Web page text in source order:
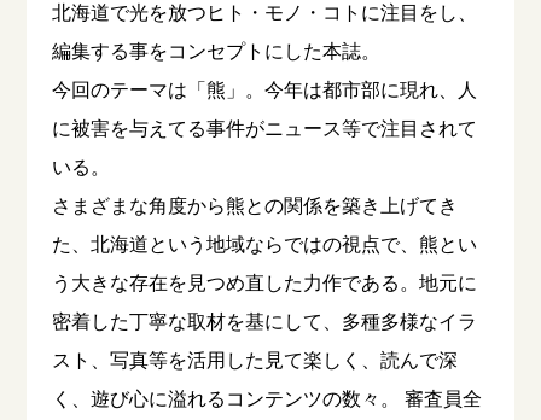
北海道で光を放つヒト・モノ・コトに注目をし、
編集する事をコンセプトにした本誌。
今回のテーマは「熊」。今年は都市部に現れ、人
に被害を与えてる事件がニュース等で注目されて
いる。
さまざまな角度から熊との関係を築き上げてき
た、北海道という地域ならではの視点で、熊とい
う大きな存在を見つめ直した力作である。地元に
密着した丁寧な取材を基にして、多種多様なイラ
スト、写真等を活用した見て楽しく、読んで深
く、遊び心に溢れるコンテンツの数々。 審査員全